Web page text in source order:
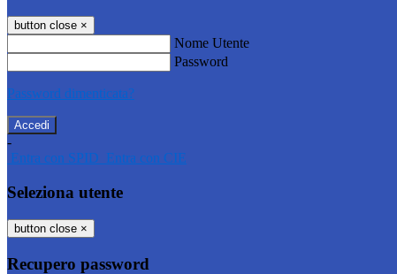
button close ×
Nome Utente
Password
Password dimenticata?
-
Entra con SPID Entra con CIE
Seleziona utente
button close ×
Recupero password